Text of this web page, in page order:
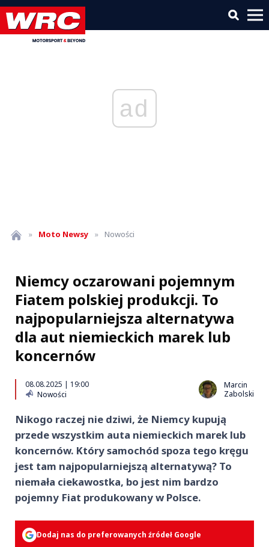
ad
» Moto Newsy » Nowości
Niemcy oczarowani pojemnym
Fiatem polskiej produkcji. To
najpopularniejsza alternatywa
dla aut niemieckich marek lub
koncernów
08.08.2025 | 19:00
Nowości
Marcin
Zabolski
Nikogo raczej nie dziwi, że Niemcy kupują
przede wszystkim auta niemieckich marek lub
koncernów. Który samochód spoza tego kręgu
jest tam najpopularniejszą alternatywą? To
niemała ciekawostka, bo jest nim bardzo
pojemny Fiat produkowany w Polsce.
Dodaj nas do preferowanych źródeł Google